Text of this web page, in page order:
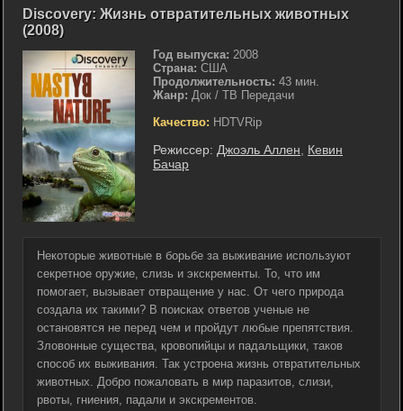
Discovery: Жизнь отвратительных животных
(2008)
Год выпуска: 2008
Страна: США
Продолжительность: 43 мин.
Жанр: Док / ТВ Передачи
Качество: HDTVRip
Режиссер: Джоэль Аллен
Кевин
Бачар
Некоторые животные в борьбе за выживание используют
секретное оружие, слизь и экскременты. То, что им
помогает, вызывает отвращение у нас. От чего природа
создала их такими? В поисках ответов ученые не
остановятся не перед чем и пройдут любые препятствия.
Зловонные существа, кровопийцы и падальщики, таков
способ их выживания. Так устроена жизнь отвратительных
животных. Добро пожаловать в мир паразитов, слизи,
рвоты, гниения, падали и экскрементов.